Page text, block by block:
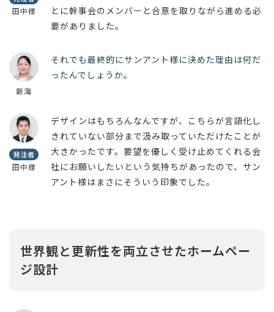
田中様
とに幹事会のメンバーと合意を取りながら進める必
要がありました。
新海
それでも最終的にサンアント様に決めた理由は何だ
ったんでしょうか。
発注者
田中様
デザインはもちろんなんですが、こちらが言語化し
きれていない部分まで汲み取っていただけたことが
大きかったです。要望を優しく受け止めてくれる会
社にお願いしたいという気持ちがあったので、サン
アント様はまさにそういう印象でした。
世界観と更新性を両立させたホームペー
ジ設計